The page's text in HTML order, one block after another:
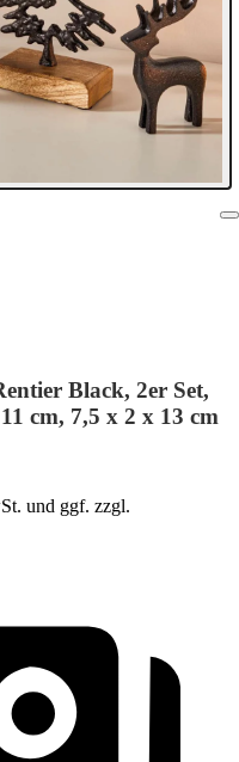
Black, 2er Set,
cm, 7,5 x 2 x 13 cm
und ggf. zzgl.